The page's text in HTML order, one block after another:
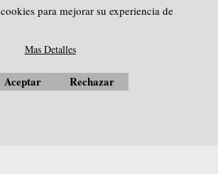
para mejorar su experiencia de
Mas Detalles
Aceptar Rechazar